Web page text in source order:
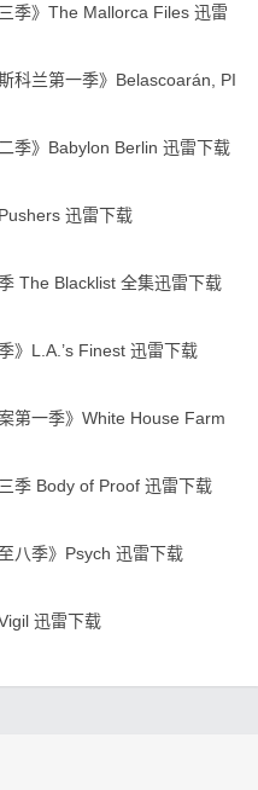
季》The Mallorca Files 迅雷
科兰第一季》Belascoarán, PI
季》Babylon Berlin 迅雷下载
迅雷下载
The Blacklist 全集迅雷下载
》L.A.’s Finest 迅雷下载
第一季》White House Farm
季 Body of Proof 迅雷下载
八季》Psych 迅雷下载
迅雷下载